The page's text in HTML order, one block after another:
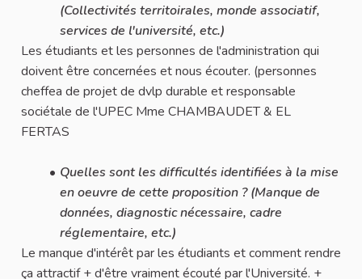
(Collectivités territoirales, monde associatif,
services de l'université, etc.)
Les étudiants et les personnes de l'administration qui
doivent être concernées et nous écouter. (personnes
cheffea de projet de dvlp durable et responsable
sociétale de l'UPEC Mme CHAMBAUDET & EL
FERTAS
Quelles sont les difficultés identifiées à la mise
en oeuvre de cette proposition ? (Manque de
données, diagnostic nécessaire, cadre
réglementaire, etc.)
Le manque d'intérêt par les étudiants et comment rendre
ça attractif + d'être vraiment écouté par l'Université. +